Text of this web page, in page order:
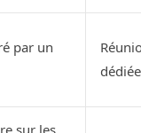
par un
dédiée